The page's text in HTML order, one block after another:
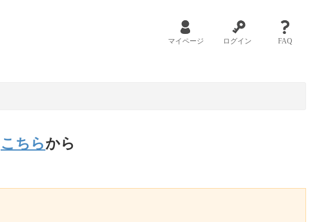
マイページ ログイン FAQ
こちらから